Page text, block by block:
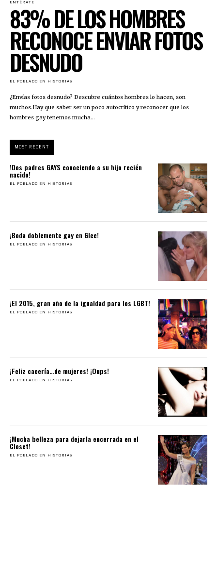
ENTÉRATE
83% DE LOS HOMBRES
RECONOCE ENVIAR FOTOS
DESNUDO
EL POBLADO EN HISTORIAS
¿Envías fotos desnudo? Descubre cuántos hombres lo hacen, son
muchos.Hay que saber ser un poco autocrítico y reconocer que los
hombres gay tenemos mucha...
MOST RECENT
!Dos padres GAYS conociendo a su hijo recién
nacido!
EL POBLADO EN HISTORIAS
¡Boda doblemente gay en Glee!
EL POBLADO EN HISTORIAS
¡El 2015, gran año de la igualdad para los LGBT!
EL POBLADO EN HISTORIAS
¡Feliz cacería…de mujeres! ¡Oups!
EL POBLADO EN HISTORIAS
¡Mucha belleza para dejarla encerrada en el
Closet!
EL POBLADO EN HISTORIAS